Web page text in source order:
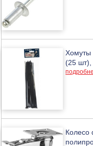
Хомуты
(25 шт),
Колесо